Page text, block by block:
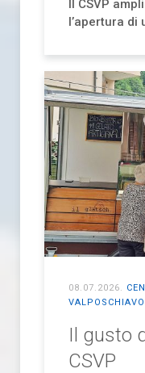
Il CSVP
l’apertura di
08.07.2026.
VALPOSCHIAVO
Il gusto
CSVP